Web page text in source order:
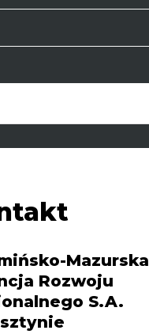
Mazurska
Rozwoju
S.A.